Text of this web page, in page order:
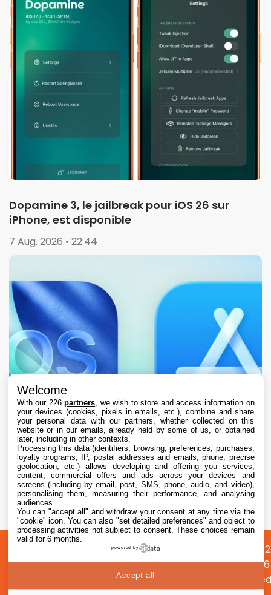
Dopamine 3, le jailbreak pour iOS 26 sur
iPhone, est disponible
7 Aug. 2026 • 22:44
L’App Store est en panne pour plusieurs
utilisateurs, selon Apple
7 Aug. 2026 • 19:34
propos
Préférences
cookies
Confidentialité
©
2026
Welcome
With our 226partners , we wish to store and access information on
your devices (cookies, pixels in emails, etc.), combine and share
your personal data with our partners, whether collected on this
website or in our emails, already held by some of us, or obtained
later, including in other contexts.
Processing this data (identifiers, browsing, preferences, purchases,
loyalty programs, IP, postal addresses and emails, phone, precise
geolocation, etc.) allows developing and offering you services,
content, commercial offers and ads across your devices and
screens (including by email, post, SMS, phone, audio, and video),
personalising them, measuring their performance, and analysing
audiences.
You can "accept all" and withdraw your consent at any time via the
"cookie" icon. You can also "set detailed preferences" and object to
processing activities not subject to consent. These choices remain
valid for 6 months.
powered by
Accept all